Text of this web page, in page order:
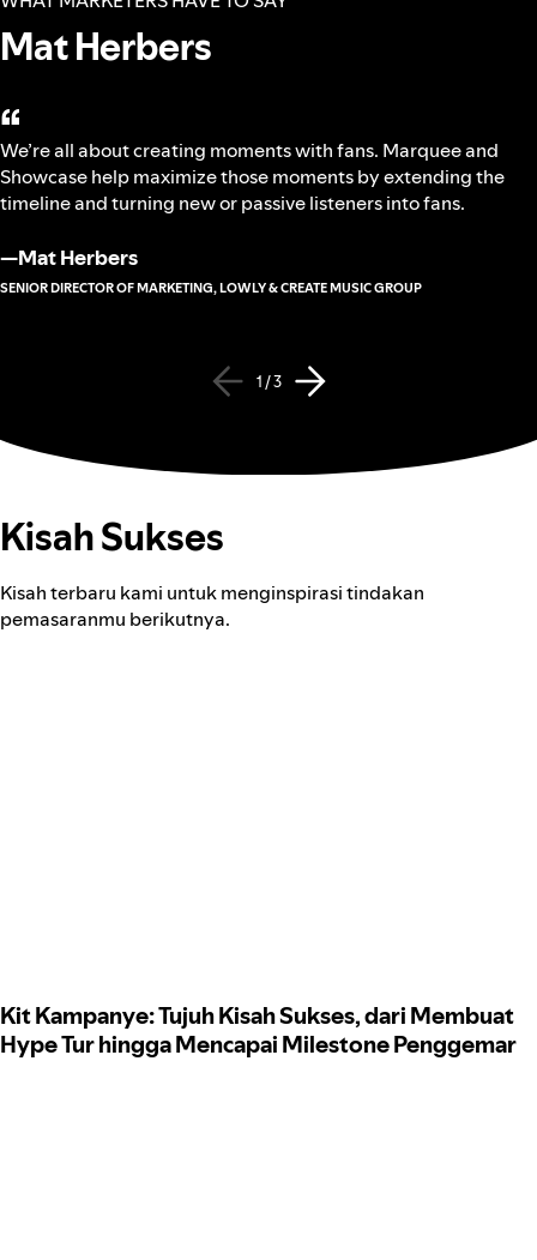
Mat Herbers
“
We’re all about creating moments with fans. Marquee and
Showcase help maximize those moments by extending the
timeline and turning new or passive listeners into fans.
—Mat Herbers
SENIOR DIRECTOR OF MARKETING, LOWLY & CREATE MUSIC GROUP
1 / 3
Kisah Sukses
Kisah terbaru kami untuk menginspirasi tindakan
pemasaranmu berikutnya.
Kit Kampanye: Tujuh Kisah Sukses, dari Membuat
Hype Tur hingga Mencapai Milestone Penggemar